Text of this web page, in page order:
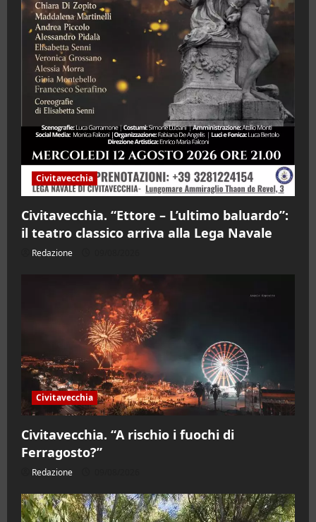
Civitavecchia
Civitavecchia. “Ettore – L’ultimo baluardo”:
il teatro classico arriva alla Lega Navale
Redazione
Civitavecchia
Civitavecchia. “A rischio i fuochi di
Ferragosto?”
Redazione